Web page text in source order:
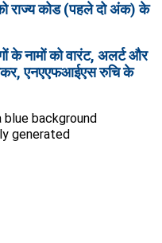
राज्य कोड (पहले दो अंक) के
के नामों को वारंट, अलर्ट और
एनएएफआईएस रुचि के